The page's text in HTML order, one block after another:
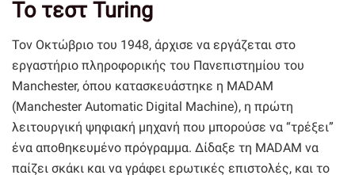
Το τεστ Turing
Τον Οκτώβριο του 1948, άρχισε να εργάζεται στο
εργαστήριο πληροφορικής του Πανεπιστημίου του
Manchester, όπου κατασκευάστηκε η MADAM
(Manchester Automatic Digital Machine), η πρώτη
λειτουργική ψηφιακή μηχανή που μπορούσε να “τρέξει”
ένα αποθηκευμένο πρόγραμμα. Δίδαξε τη MADAM να
παίζει σκάκι και να γράφει ερωτικές επιστολές, και το